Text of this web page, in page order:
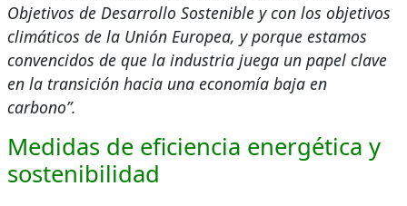
Objetivos de Desarrollo Sostenible y con los objetivos
climáticos de la Unión Europea, y porque estamos
convencidos de que la industria juega un papel clave
en la transición hacia una economía baja en
carbono”.
Medidas de eficiencia energética y
sostenibilidad